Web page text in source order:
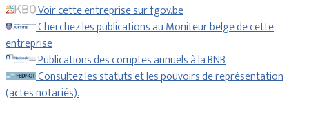
Voir cette entreprise sur fgov.be
Cherchez les publications au Moniteur belge de cette
entreprise
Publications des comptes annuels à la BNB
Consultez les statuts et les pouvoirs de représentation
(actes notariés).